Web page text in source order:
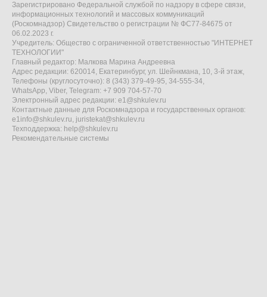
Зарегистрировано Федеральной службой по надзору в сфере связи,
информационных технологий и массовых коммуникаций
(Роскомнадзор) Свидетельство о регистрации № ФС77-84675 от
06.02.2023 г.
Учредитель: Общество с ограниченной ответственностью "ИНТЕРНЕТ
ТЕХНОЛОГИИ"
Главный редактор: Малкова Марина Андреевна
Адрес редакции: 620014, Екатеринбург, ул. Шейнкмана, 10, 3-й этаж,
Телефоны (круглосуточно): 8 (343) 379-49-95, 34-555-34,
WhatsApp, Viber, Telegram: +7 909 704-57-70
Электронный адрес редакции: e1@shkulev.ru
Контактные данные для Роскомнадзора и государственных органов:
e1info@shkulev.ru, juristekat@shkulev.ru
Техподдержка: help@shkulev.ru
Рекомендательные системы